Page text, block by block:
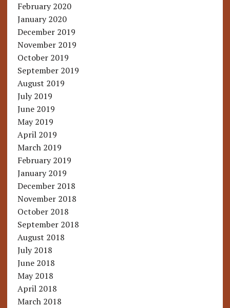
February 2020
January 2020
December 2019
November 2019
October 2019
September 2019
August 2019
July 2019
June 2019
May 2019
April 2019
March 2019
February 2019
January 2019
December 2018
November 2018
October 2018
September 2018
August 2018
July 2018
June 2018
May 2018
April 2018
March 2018